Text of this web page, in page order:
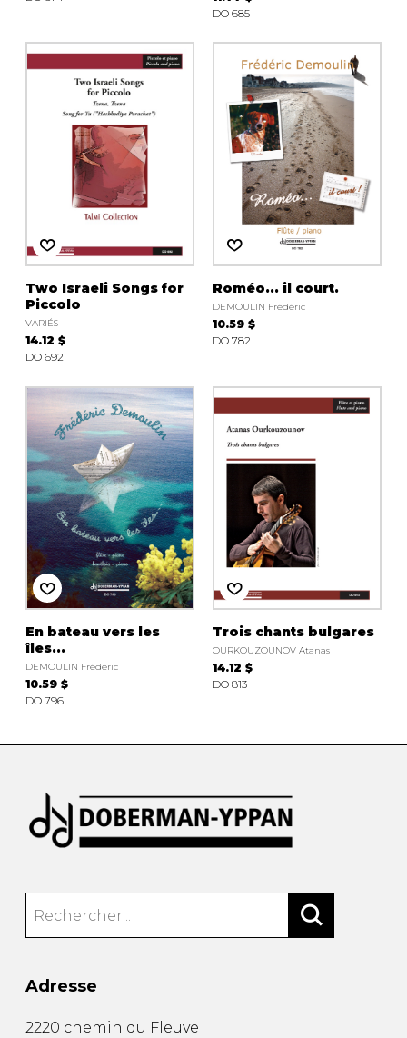
DO 685
Two Israeli Songs for
Piccolo
VARIÉS
14.12 $
DO 692
Roméo... il court.
DEMOULIN Frédéric
10.59 $
DO 782
En bateau vers les
îles...
DEMOULIN Frédéric
10.59 $
DO 796
Trois chants bulgares
OURKOUZOUNOV Atanas
14.12 $
DO 813
Adresse
2220 chemin du Fleuve